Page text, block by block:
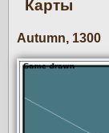
Карты
Autumn, 1300